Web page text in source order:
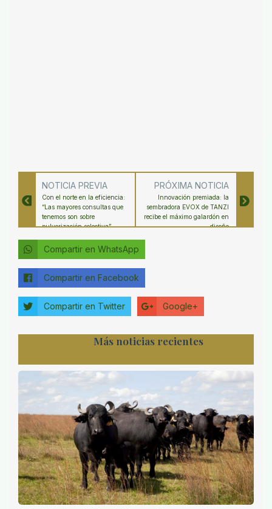
NOTICIA PREVIA
Con el norte en la eficiencia:
“Las mayores consultas que
tenemos son sobre
pulverización selectiva”
PRÓXIMA NOTICIA
Innovación premiada: la
sembradora EVOX de TANZI
recibe el máximo galardón en
diseño
Compartir en WhatsApp
Compartir en Facebook
Compartir en Twitter Google+
Más noticias recientes